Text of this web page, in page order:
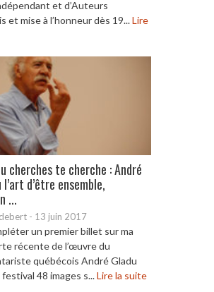
et d’Auteurs
et mise à l’honneur dès 19...Lire
cherches te cherche : André
l’art d’être ensemble,
...
- 13 juin 2017
un premier billet sur ma
récente de l’œuvre du
québécois André Gladu
48 images s...Lire la suite